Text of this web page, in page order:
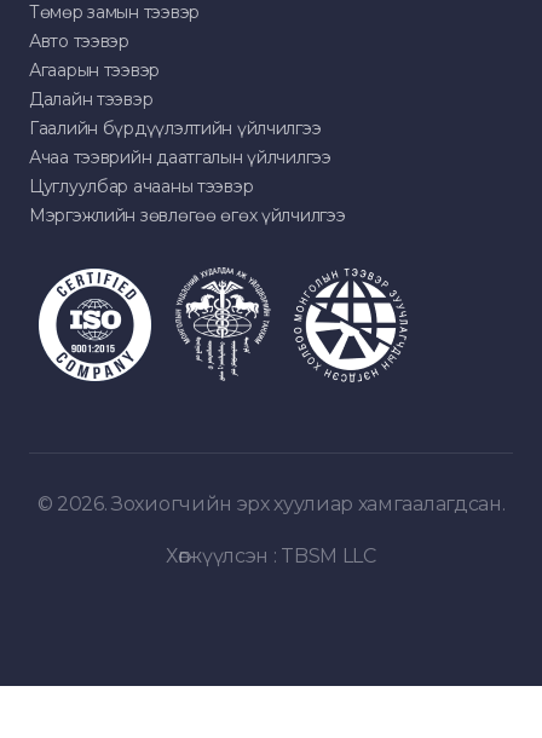
Төмөр замын тээвэр
Авто тээвэр
Агаарын тээвэр
Далайн тээвэр
Гаалийн бүрдүүлэлтийн үйлчилгээ
Ачаа тээврийн даатгалын үйлчилгээ
Цуглуулбар ачааны тээвэр
Мэргэжлийн зөвлөгөө өгөх үйлчилгээ
© 2026. Зохиогчийн эрх хуулиар хамгаалагдсан.
Хөгжүүлсэн : TBSM LLC